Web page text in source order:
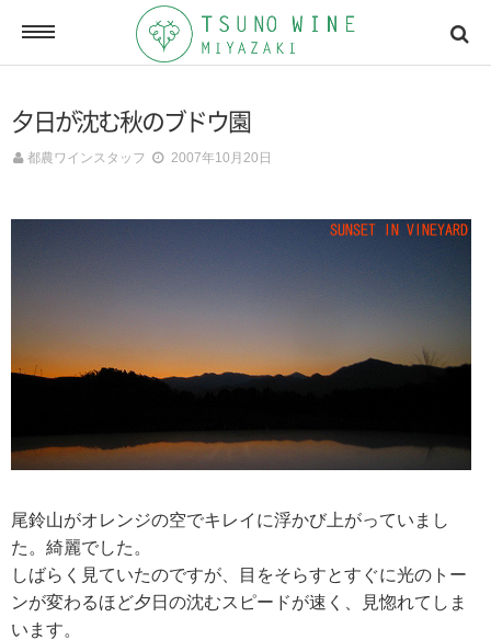
ONLINE SHOP
オンラインショッピング
NEWSLETTERS
CONTACT
お問い合わせ
RECRUIT
求人情報
夕日が沈む秋のブドウ園
都農ワインスタッフ 2007年10月20日
尾鈴山がオレンジの空でキレイに浮かび上がっていまし
た。綺麗でした。
しばらく見ていたのですが、目をそらすとすぐに光のトー
ンが変わるほど夕日の沈むスピードが速く、見惚れてしま
います。